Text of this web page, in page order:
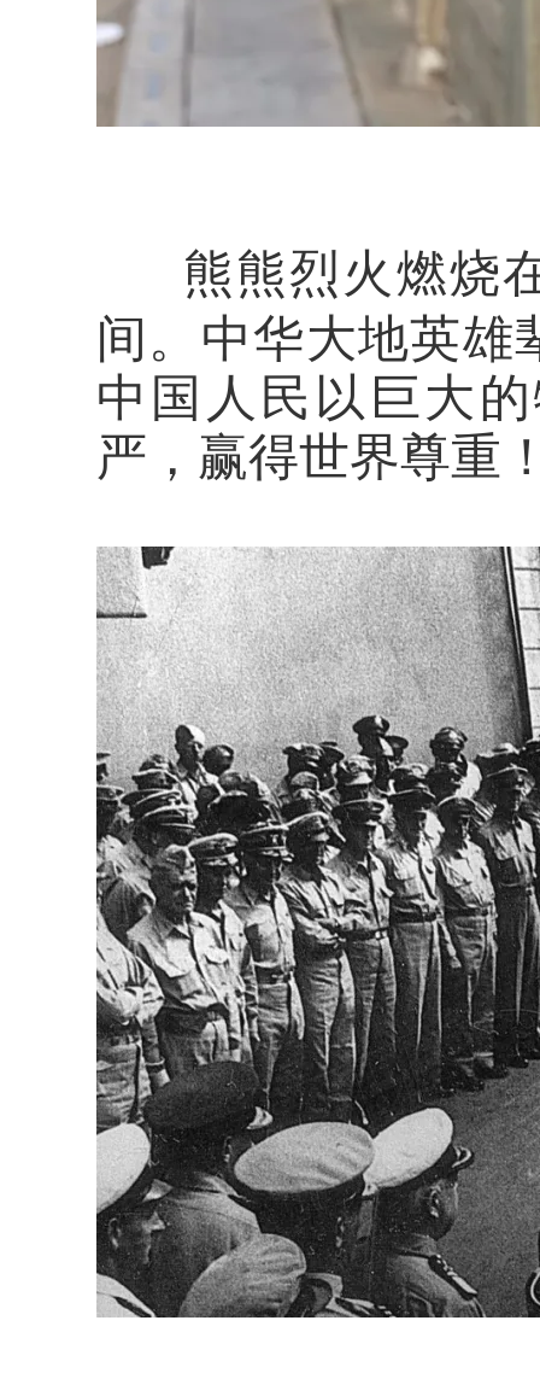
熊熊烈火燃烧
间 。 中华大地英雄
中国人民以巨大
严 ， 赢得世界尊重